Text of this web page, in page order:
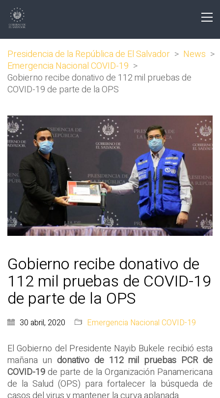
Presidencia de la República de El Salvador > News >
Emergencia Nacional COVID-19 >
Gobierno recibe donativo de 112 mil pruebas de
COVID-19 de parte de la OPS
Gobierno recibe donativo de
112 mil pruebas de COVID-19
de parte de la OPS
30 abril, 2020 Emergencia Nacional COVID-19
El Gobierno del Presidente Nayib Bukele recibió esta
mañana un donativo de 112 mil pruebas PCR de
COVID-19de parte de la Organización Panamericana
de la Salud (OPS) para fortalecer la búsqueda de